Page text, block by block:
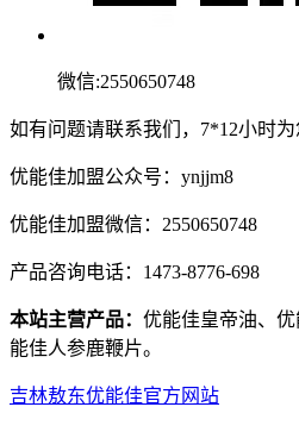
微信:2550650748
如有问题请联系我们，7*12小时
优能佳加盟公众号：ynjjm8
优能佳加盟微信：2550650748
产品咨询电话：1473-8776-698
本站主营产品： 优能佳皇帝油、
能佳人参鹿鞭片。
吉林敖东优能佳官方网站